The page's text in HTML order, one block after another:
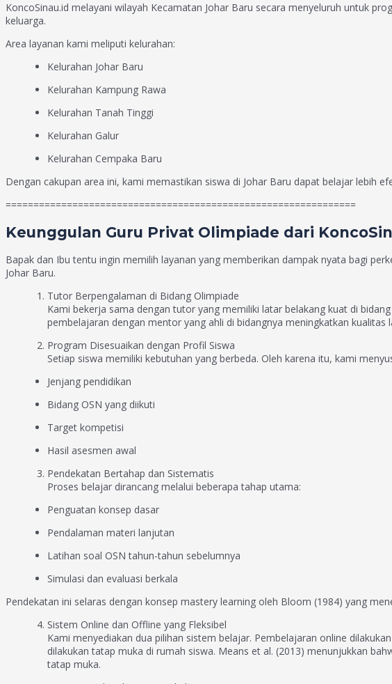
KoncoSinau.id melayani wilayah Kecamatan Johar Baru secara menyeluruh untuk
keluarga.
Area layanan kami meliputi kelurahan:
Kelurahan Johar Baru
Kelurahan Kampung Rawa
Kelurahan Tanah Tinggi
Kelurahan Galur
Kelurahan Cempaka Baru
Dengan cakupan area ini, kami memastikan siswa di Johar Baru dapat belajar lebih
===============================================================
Keunggulan Guru Privat Olimpiade dari
Bapak dan Ibu tentu ingin memilih layanan yang memberikan dampak nyata bagi
Johar Baru.
Tutor Berpengalaman di Bidang Olimpiade
Kami bekerja sama dengan tutor yang memiliki latar belakang kuat di
pembelajaran dengan mentor yang ahli di bidangnya meningkatkan
Program Disesuaikan dengan Profil Siswa
Setiap siswa memiliki kebutuhan yang berbeda. Oleh karena itu, kami
Jenjang pendidikan
Bidang OSN yang diikuti
Target kompetisi
Hasil asesmen awal
Pendekatan Bertahap dan Sistematis
Proses belajar dirancang melalui beberapa tahap utama:
Penguatan konsep dasar
Pendalaman materi lanjutan
Latihan soal OSN tahun-tahun sebelumnya
Simulasi dan evaluasi berkala
Pendekatan ini selaras dengan konsep mastery learning oleh Bloom (1984) yang
Sistem Online dan Offline yang Fleksibel
Kami menyediakan dua pilihan sistem belajar. Pembelajaran online
dilakukan tatap muka di rumah siswa. Means et al. (2013) menunjukkan
tatap muka.